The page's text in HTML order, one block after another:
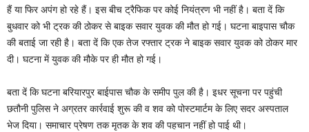
हैं या फिर अपंग हो रहे हैं। इस बीच ट्रैफिक पर कोई नियंत्रण भी नहीं है। बता दें कि
बुधवार को भी ट्रक की ठोकर से बाइक सवार युवक की मौत हो गई। घटना बाइपास चौक
की बताई जा रही है। बता दें कि एक तेज रफ्तार ट्रक ने बाइक सवार युवक को ठोकर मार
दी। घटना में युवक की मौके पर ही मौत हो गई।
बता दें कि घटना बरियारपुर बाईपास चौक के समीप पुल की है। इधर सूचना पर पहुंची
छतौनी पुलिस ने अग्रतर कार्रवाई शुरू की व शव को पोस्टमार्टम के लिए सदर अस्पताल
भेज दिया। समाचार प्रेषण तक मृतक के शव की पहचान नहीं हो पाई थी।